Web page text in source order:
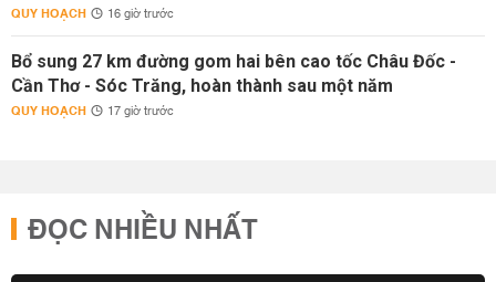
QUY HOẠCH 16 giờ trước
Bổ sung 27 km đường gom hai bên cao tốc Châu Đốc -
Cần Thơ - Sóc Trăng, hoàn thành sau một năm
QUY HOẠCH 17 giờ trước
ĐỌC NHIỀU NHẤT